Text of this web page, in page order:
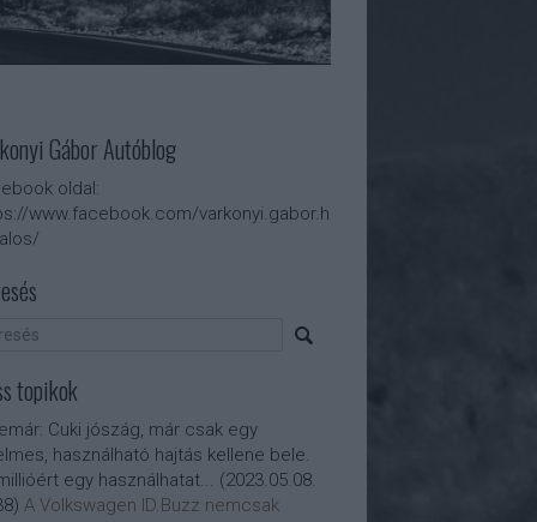
Gábor Autóblog
oldal:
www.facebook.com/varkonyi.gabor.h
topikok
Cuki jószág, már csak egy
használható hajtás kellene bele.
egy használhatat... (2023.05.08.
) A Volkswagen ID.Buzz nemcsak